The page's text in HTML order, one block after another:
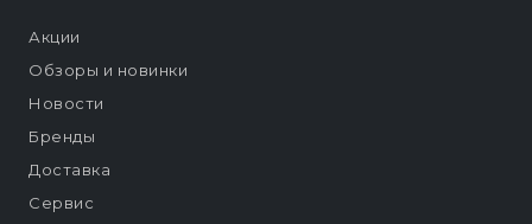
Акции
Обзоры и новинки
Новости
Бренды
Доставка
Сервис